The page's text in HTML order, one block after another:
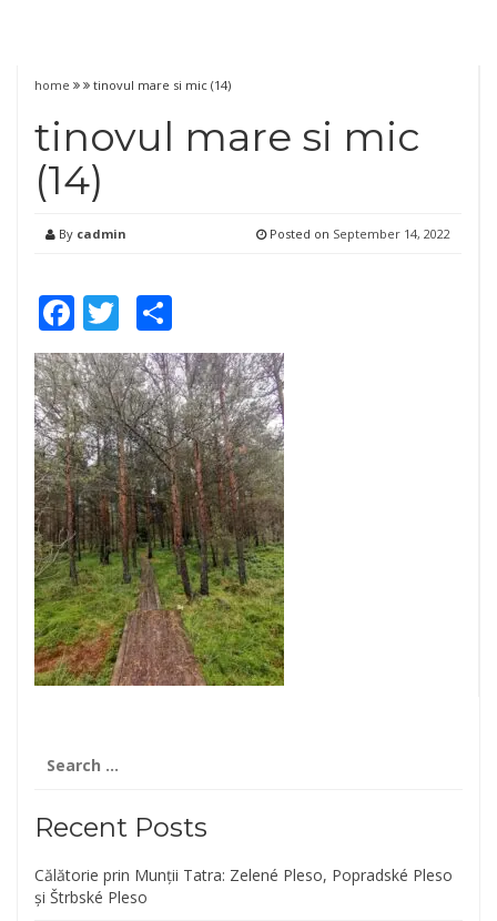
home tinovul mare si mic (14)
tinovul mare si mic
(14)
By cadmin Posted on September 14, 2022
Facebook
Twitter
for:
Recent Posts
Călătorie prin Munții Tatra: Zelené Pleso, Popradské Pleso
și Štrbské Pleso